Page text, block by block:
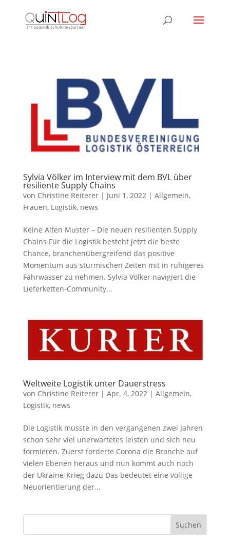
Sylvia Völker im Interview mit dem BVL über
resiliente Supply Chains
von Christine Reiterer| Juni 1, 2022| Allgemein,
Frauen, Logistik, news
Keine Alten Muster – Die neuen resilienten Supply
Chains Für die Logistik besteht jetzt die beste
Chance, branchenübergreifend das positive
Momentum aus stürmischen Zeiten mit in ruhigeres
Fahrwasser zu nehmen. Sylvia Völker navigiert die
Lieferketten-Community...
Weltweite Logistik unter Dauerstress
von Christine Reiterer| Apr. 4, 2022| Allgemein,
Logistik, news
Die Logistik musste in den vergangenen zwei Jahren
schon sehr viel unerwartetes leisten und sich neu
formieren. Zuerst forderte Corona die Branche auf
vielen Ebenen heraus und nun kommt auch noch
der Ukraine-Krieg dazu Das bedeutet eine völlige
Neuorientierung der...